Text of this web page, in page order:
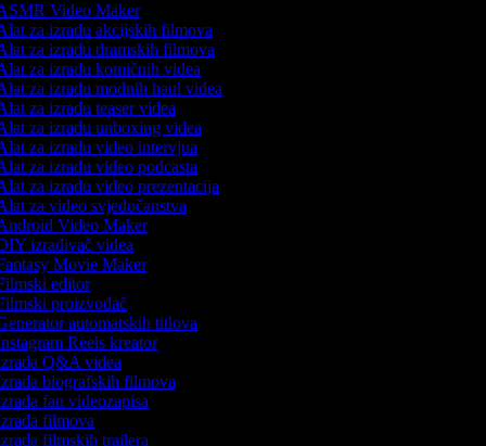
Video Maker
za izradu akcijskih filmova
za izradu dramskih filmova
za izradu komičnih videa
za izradu modnih haul videa
za izradu teaser videa
za izradu unboxing videa
za izradu video intervjua
za izradu video podcasta
za izradu video prezentacija
za video svjedočanstva
Video Maker
izrađivač videa
Movie Maker
editor
proizvođač
automatskih titlova
Reels kreator
Q&A videa
biografskih filmova
fan videozapisa
filmova
filmskih trailera